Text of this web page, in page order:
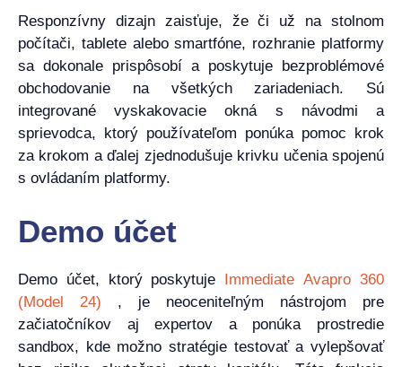
Responzívny dizajn zaisťuje, že či už na stolnom
počítači, tablete alebo smartfóne, rozhranie platformy
sa dokonale prispôsobí a poskytuje bezproblémové
obchodovanie na všetkých zariadeniach. Sú
integrované vyskakovacie okná s návodmi a
sprievodca, ktorý používateľom ponúka pomoc krok
za krokom a ďalej zjednodušuje krivku učenia spojenú
s ovládaním platformy.
Demo účet
Demo účet, ktorý poskytuje Immediate Avapro 360
(Model 24) , je neoceniteľným nástrojom pre
začiatočníkov aj expertov a ponúka prostredie
sandbox, kde možno stratégie testovať a vylepšovať